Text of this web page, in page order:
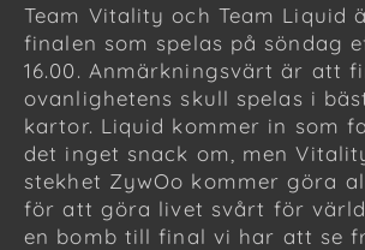
Team Vitality och Team Liquid
finalen som spelas på söndag
16.00. Anmärkningsvärt är att
ovanlighetens skull spelas i
kartor. Liquid kommer in som
det inget snack om, men
stekhet ZywOo kommer göra
för att göra livet svårt för
en bomb till final vi har att se